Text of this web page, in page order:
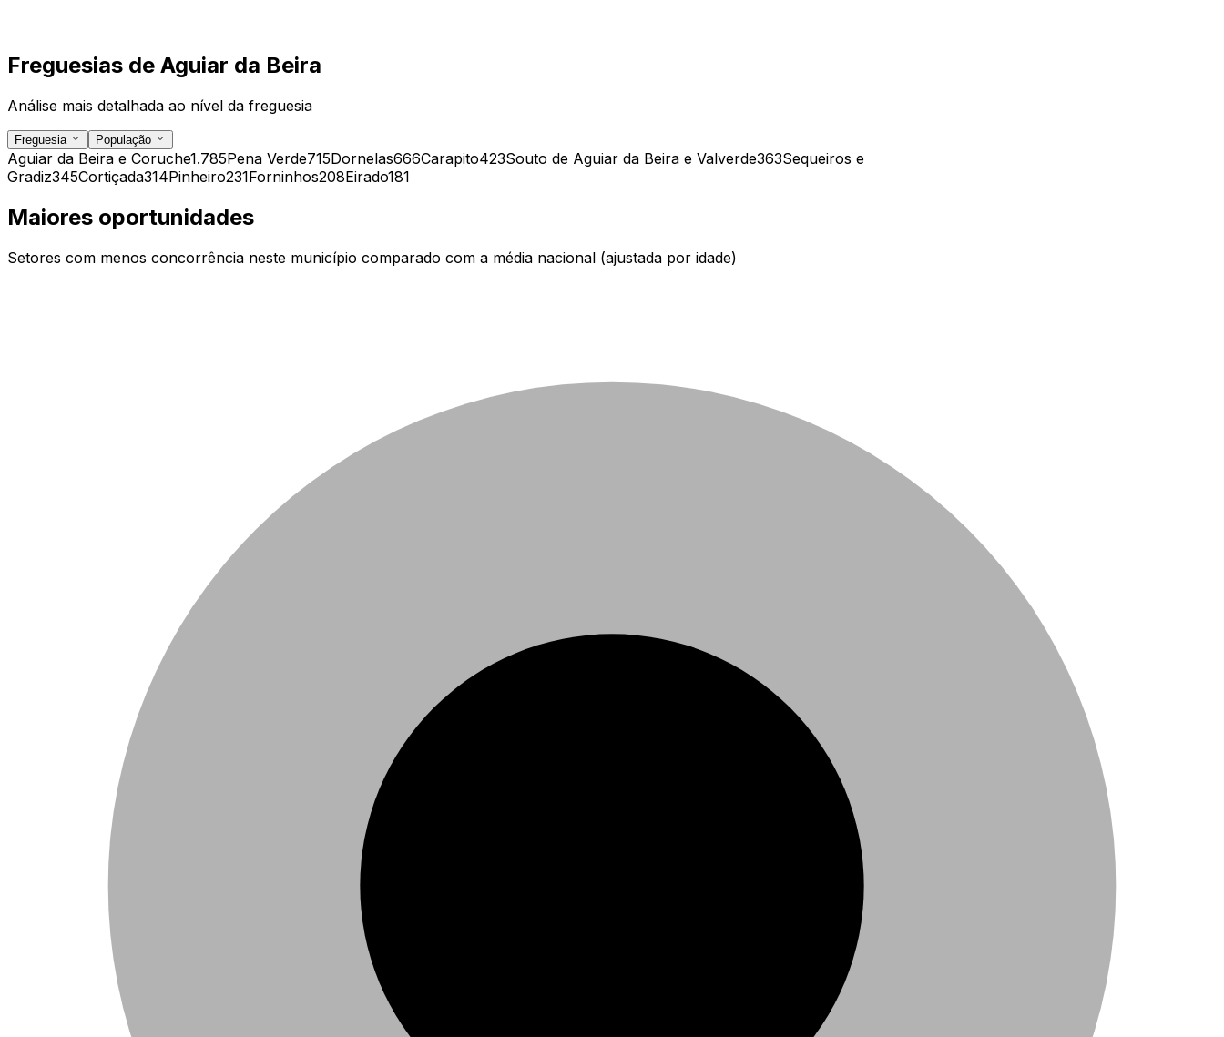
Freguesias de Aguiar da Beira
Análise mais detalhada ao nível da freguesia
Freguesia População
Aguiar da Beira e Coruche1.785Pena Verde715Dornelas666Carapito423Souto de Aguiar da Beira e Valverde363Sequeiros e
Gradiz345Cortiçada314Pinheiro231Forninhos208Eirado181
Maiores oportunidades
Setores com menos concorrência neste município comparado com a média nacional (ajustada por idade)